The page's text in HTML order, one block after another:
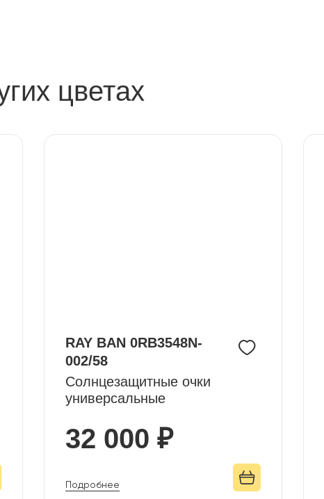
цветах
RAY BAN 0RB3548N-
002/58
Солнцезащитные очки
универсальные
32 000 ₽
Подробнее